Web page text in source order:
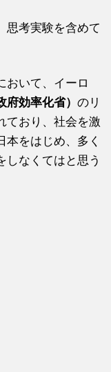
思考実験を含めて
おいて、イーロ
府効率化省）のリ
ており、社会を激
本をはじめ、多く
しなくてはと思う